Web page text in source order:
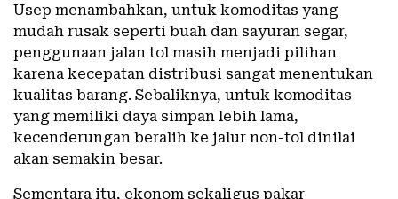
Usep menambahkan, untuk komoditas yang
mudah rusak seperti buah dan sayuran segar,
penggunaan jalan tol masih menjadi pilihan
karena kecepatan distribusi sangat menentukan
kualitas barang. Sebaliknya, untuk komoditas
yang memiliki daya simpan lebih lama,
kecenderungan beralih ke jalur non-tol dinilai
akan semakin besar.
Sementara itu, ekonom sekaligus pakar